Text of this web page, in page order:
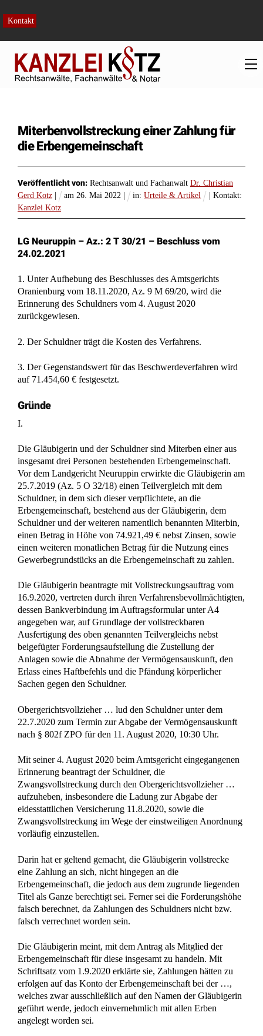
content
Kontakt
Miterbenvollstreckung einer Zahlung für
die Erbengemeinschaft
Veröffentlicht von: Rechtsanwalt und Fachanwalt Dr. Christian
Gerd Kotz
am26.Mai 2022 in:Urteile & Artikel
| Kontakt:
Kanzlei Kotz
LG Neuruppin – Az.: 2 T 30/21 – Beschluss vom
24.02.2021
1. Unter Aufhebung des Beschlusses des Amtsgerichts
Oranienburg vom 18.11.2020, Az. 9 M 69/20, wird die
Erinnerung des Schuldners vom 4. August 2020
zurückgewiesen.
2. Der Schuldner trägt die Kosten des Verfahrens.
3. Der Gegenstandswert für das Beschwerdeverfahren wird
auf 71.454,60 € festgesetzt.
Gründe
I.
Die Gläubigerin und der Schuldner sind Miterben einer aus
insgesamt drei Personen bestehenden Erbengemeinschaft.
Vor dem Landgericht Neuruppin erwirkte die Gläubigerin am
25.7.2019 (Az. 5 O 32/18) einen Teilvergleich mit dem
Schuldner, in dem sich dieser verpflichtete, an die
Erbengemeinschaft, bestehend aus der Gläubigerin, dem
Schuldner und der weiteren namentlich benannten Miterbin,
einen Betrag in Höhe von 74.921,49 € nebst Zinsen, sowie
einen weiteren monatlichen Betrag für die Nutzung eines
Gewerbegrundstücks an die Erbengemeinschaft zu zahlen.
Die Gläubigerin beantragte mit Vollstreckungsauftrag vom
16.9.2020, vertreten durch ihren Verfahrensbevollmächtigten,
dessen Bankverbindung im Auftragsformular unter A4
angegeben war, auf Grundlage der vollstreckbaren
Ausfertigung des oben genannten Teilvergleichs nebst
beigefügter Forderungsaufstellung die Zustellung der
Anlagen sowie die Abnahme der Vermögensauskunft, den
Erlass eines Haftbefehls und die Pfändung körperlicher
Sachen gegen den Schuldner.
Obergerichtsvollzieher … lud den Schuldner unter dem
22.7.2020 zum Termin zur Abgabe der Vermögensauskunft
nach § 802f ZPO für den 11. August 2020, 10:30 Uhr.
Mit seiner 4. August 2020 beim Amtsgericht eingegangenen
Erinnerung beantragt der Schuldner, die
Zwangsvollstreckung durch den Obergerichtsvollzieher …
aufzuheben, insbesondere die Ladung zur Abgabe der
eidesstattlichen Versicherung 11.8.2020, sowie die
Zwangsvollstreckung im Wege der einstweiligen Anordnung
vorläufig einzustellen.
Darin hat er geltend gemacht, die Gläubigerin vollstrecke
eine Zahlung an sich, nicht hingegen an die
Erbengemeinschaft, die jedoch aus dem zugrunde liegenden
Titel als Ganze berechtigt sei. Ferner sei die Forderungshöhe
falsch berechnet, da Zahlungen des Schuldners nicht bzw.
falsch verrechnet worden sein.
Die Gläubigerin meint, mit dem Antrag als Mitglied der
Erbengemeinschaft für diese insgesamt zu handeln. Mit
Schriftsatz vom 1.9.2020 erklärte sie, Zahlungen hätten zu
erfolgen auf das Konto der Erbengemeinschaft bei der …,
welches zwar ausschließlich auf den Namen der Gläubigerin
geführt werde, jedoch einvernehmlich mit allen Erben
angelegt worden sei.